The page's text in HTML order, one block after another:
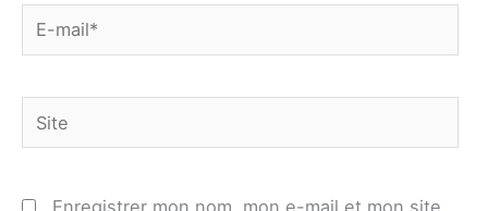
E-
mail*
Site
Enregistrer mon nom, mon e-mail et mon site